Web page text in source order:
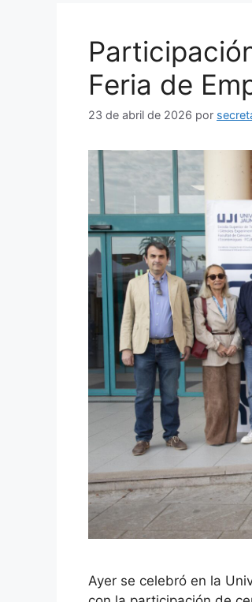
Feria de
23 de abril de 2026 por
Ayer se celebró en la